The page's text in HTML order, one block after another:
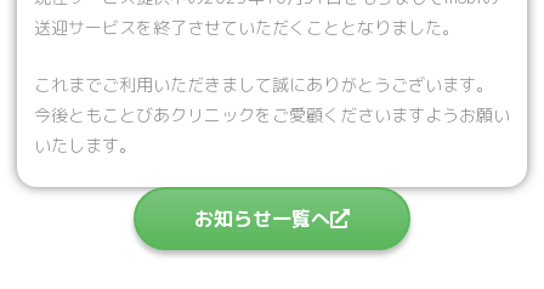
送迎サービスを終了させていただくこととなりました。
これまでご利用いただきまして誠にありがとうございます。
今後ともことびあクリニックをご愛顧くださいますようお願い
いたします。
お知らせ一覧へ